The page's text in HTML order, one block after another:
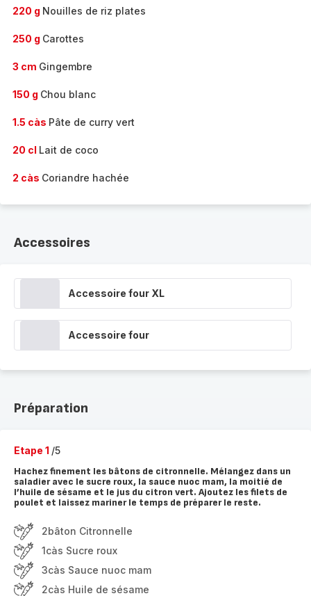
220 g Nouilles de riz plates
250 g Carottes
3 cm Gingembre
150 g Chou blanc
1.5 càs Pâte de curry vert
20 cl Lait de coco
2 càs Coriandre hachée
Accessoires
Accessoire four XL
Accessoire four
Préparation
Etape 1 /5
Hachez finement les bâtons de citronnelle. Mélangez dans un
saladier avec le sucre roux, la sauce nuoc mam, la moitié de
l’huile de sésame et le jus du citron vert. Ajoutez les filets de
poulet et laissez mariner le temps de préparer le reste.
2bâton Citronnelle
1càs Sucre roux
3càs Sauce nuoc mam
2càs Huile de sésame